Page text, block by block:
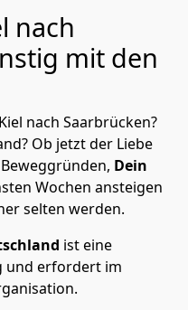
nach
mit den
nach Saarbrücken?
Ob jetzt der Liebe
Dein
Wochen ansteigen
selten werden.
ist eine
und erfordert im